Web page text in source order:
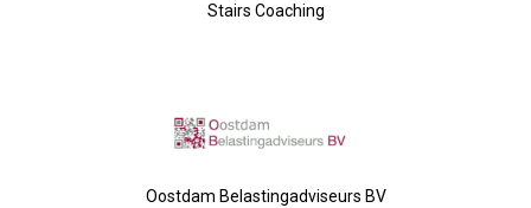
ALV 2022 - Notulen
Stairs Coaching
Oostdam Belastingadviseurs BV